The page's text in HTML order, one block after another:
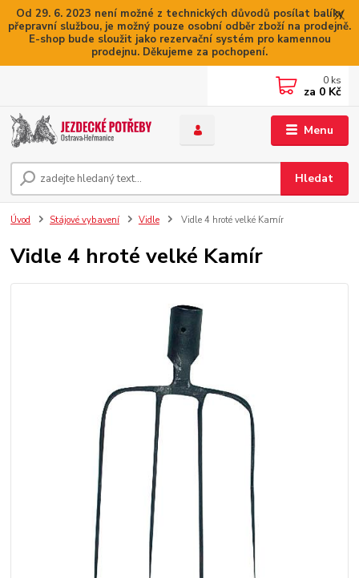
Od 29. 6. 2023 není možné z technických důvodů posílat balíky
přepravní službou, je možný pouze osobní odběr zboží na prodejně.
E-shop bude sloužit jako rezervační systém pro kamennou
prodejnu. Děkujeme za pochopení.
Menu
Hledat
0 ks
za 0 Kč
Úvod Stájové vybavení Vidle Vidle 4 hroté velké Kamír
Vidle 4 hroté velké Kamír